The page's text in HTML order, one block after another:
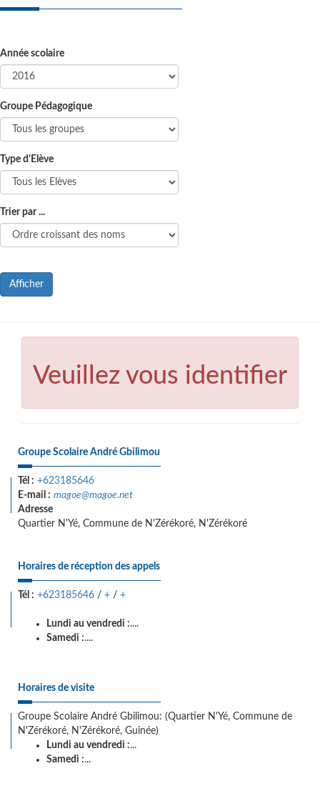
Année scolaire
Groupe Pédagogique
Type d'Elève
Trier par ...
Afficher
Veuillez vous identifier
Groupe Scolaire André Gbilimou
Tél : +623185646
E-mail : magoe@magoe.net
Adresse
Quartier N'Yé, Commune de N'Zérékoré, N'Zérékoré
Horaires de réception des appels
Tél : +623185646 / + / +
Lundi au vendredi :....
Samedi :....
Horaires de visite
Groupe Scolaire André Gbilimou: (Quartier N'Yé, Commune de
N'Zérékoré, N'Zérékoré, Guinée)
Lundi au vendredi :...
Samedi :...